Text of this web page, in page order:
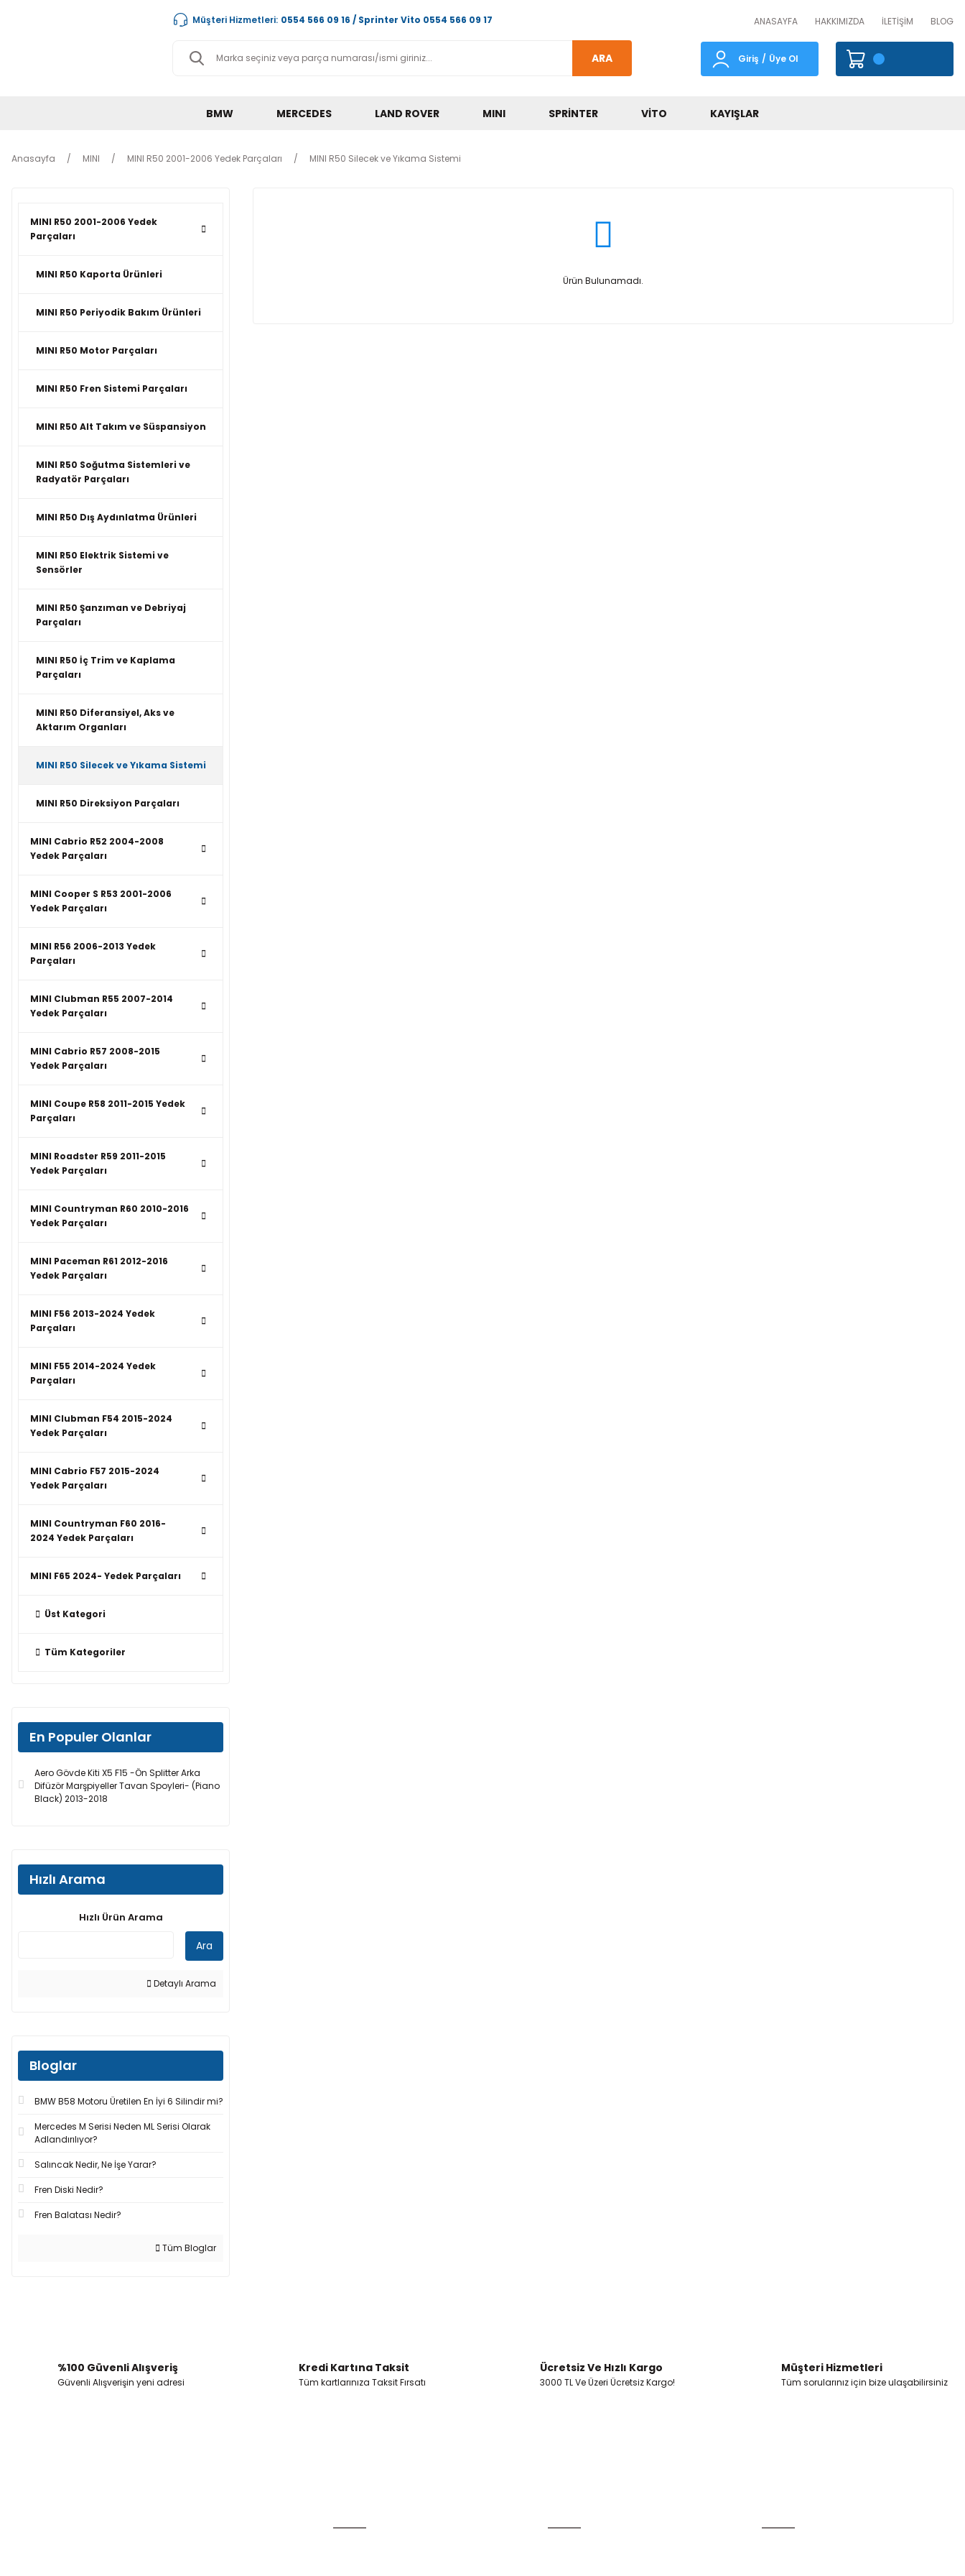
Müşteri Hizmetleri: 0554 566 09 16 / Sprinter Vito 0554 566 09 17
ARA
ANASAYFA HAKKIMIZDA İLETİŞİM BLOG
Giriş / Üye Ol
BMW MERCEDES LAND ROVER MINI SPRINTER VITO KAYIŞLAR
Anasayfa MINI MINI R50 2001-2006 Yedek Parçaları MINI R50 Silecek ve Yıkama Sistemi
MINI R50 2001-2006 Yedek
Parçaları
MINI R50 Kaporta Ürünleri
MINI R50 Periyodik Bakım Ürünleri
MINI R50 Motor Parçaları
MINI R50 Fren Sistemi Parçaları
MINI R50 Alt Takım ve Süspansiyon
MINI R50 Soğutma Sistemleri ve
Radyatör Parçaları
MINI R50 Dış Aydınlatma Ürünleri
MINI R50 Elektrik Sistemi ve
Sensörler
MINI R50 Şanzıman ve Debriyaj
Parçaları
MINI R50 İç Trim ve Kaplama
Parçaları
MINI R50 Diferansiyel, Aks ve
Aktarım Organları
MINI R50 Silecek ve Yıkama Sistemi
MINI R50 Direksiyon Parçaları
MINI Cabrio R52 2004-2008
Yedek Parçaları
MINI Cooper S R53 2001-2006
Yedek Parçaları
MINI R56 2006-2013 Yedek
Parçaları
MINI Clubman R55 2007-2014
Yedek Parçaları
MINI Cabrio R57 2008-2015
Yedek Parçaları
MINI Coupe R58 2011-2015 Yedek
Parçaları
MINI Roadster R59 2011-2015
Yedek Parçaları
MINI Countryman R60 2010-2016
Yedek Parçaları
MINI Paceman R61 2012-2016
Yedek Parçaları
MINI F56 2013-2024 Yedek
Parçaları
MINI F55 2014-2024 Yedek
Parçaları
MINI Clubman F54 2015-2024
Yedek Parçaları
MINI Cabrio F57 2015-2024
Yedek Parçaları
MINI Countryman F60 2016-
2024 Yedek Parçaları
MINI F65 2024- Yedek Parçaları
Üst Kategori
Tüm Kategoriler
En Populer Olanlar
Aero Gövde Kiti X5 F15 -Ön Splitter Arka
Difüzör Marşpiyeller Tavan Spoyleri- (Piano
Black) 2013-2018
Hızlı Arama
Hızlı Ürün Arama
Ara
Detaylı Arama
Bloglar
BMW B58 Motoru Üretilen En İyi 6 Silindir mi?
Mercedes M Serisi Neden ML Serisi Olarak
Adlandırılıyor?
Salıncak Nedir, Ne İşe Yarar?
Fren Diski Nedir?
Fren Balatası Nedir?
Tüm Bloglar
Ürün Bulunamadı.
%100 Güvenli Alışveriş
Güvenli Alışverişin yeni adresi
Kredi Kartına Taksit
Tüm kartlarınıza Taksit Fırsatı
Ücretsiz Ve Hızlı Kargo
3000 TL Ve Üzeri Ücretsiz Kargo!
Müşteri Hizmetleri
Tüm sorularınız için bize ulaşabilirsiniz